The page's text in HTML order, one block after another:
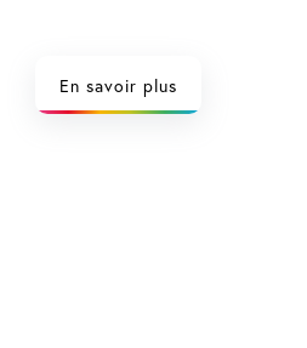
En savoir plus